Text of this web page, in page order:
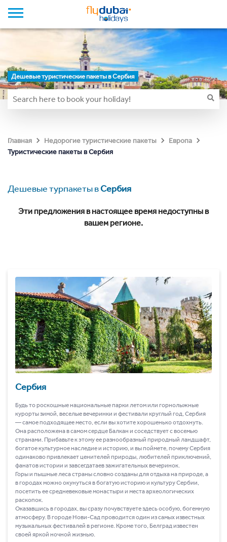
Дешевые туристические пакеты в Сербия
Главная Недорогие туристические пакеты
Европа
Туристические пакеты в Сербия
Дешевые турпакеты вСербия
Эти предложения в настоящее время недоступны в
вашем регионе.
Сербия
Будь то роскошные национальные парки летом или горнолыжные
курорты зимой, веселые вечеринки и фестивали круглый год, Сербия
― самое подходящее место, если вы хотите хорошенько отдохнуть.
Она расположена в самом сердце Балкан и соседствует с восемью
странами. Прибавьте к этому ее разнообразный природный ландшафт,
богатое культурное наследие и историю, и вы поймете, почему Сербия
одинаково привлекает ценителей природы, любителей приключений,
фанатов истории и завсегдатаев зажигательных вечеринок.
Горы и пышные леса страны словно созданы для отдыха на природе, а
в городах можно окунуться в богатую историю и культуру Сербии,
посетить ее средневековые монастыри и места археологических
раскопок.
Оказавшись в городах, вы сразу почувствуете здесь особую, богемную
атмосферу. В городе Нови-Сад проводится один из самых известных
музыкальных фестивалей в регионе. Кроме того, Белград известен
своей яркой ночной жизнью.